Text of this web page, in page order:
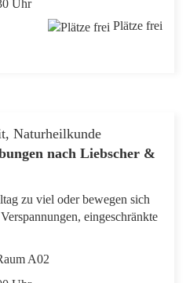
Uhr
Plätze frei
nach Liebscher &
zu viel oder bewegen sich
eingeschränkte
A02